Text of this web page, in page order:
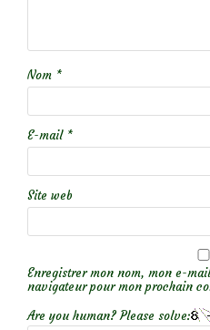
Nom *
E-mail *
Site web
Enregistrer mon nom, mon e-
navigateur pour mon prochain
Are you human? Please solve: